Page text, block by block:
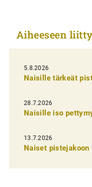
k
e
l
i
e
n
e
Aiheeseen
5.8.2026
Naisille tärkeät
28.7.2026
Naisille iso
13.7.2026
Naiset pistejakoon